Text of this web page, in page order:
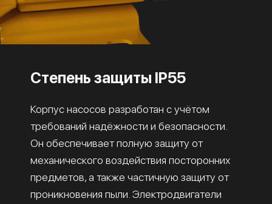
Степень защиты IP55
Корпус насосов разработан с учётом
требований надёжности и безопасности.
Он обеспечивает полную защиту от
механического воздействия посторонних
предметов, а также частичную защиту от
проникновения пыли. Электродвигатели